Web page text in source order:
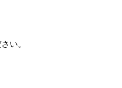
い。